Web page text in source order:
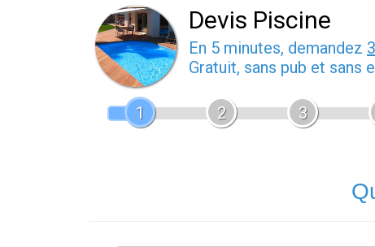
Devis Piscine
En 5 minutes, demandez
Gratuit, sans pub et sans
1 2 3